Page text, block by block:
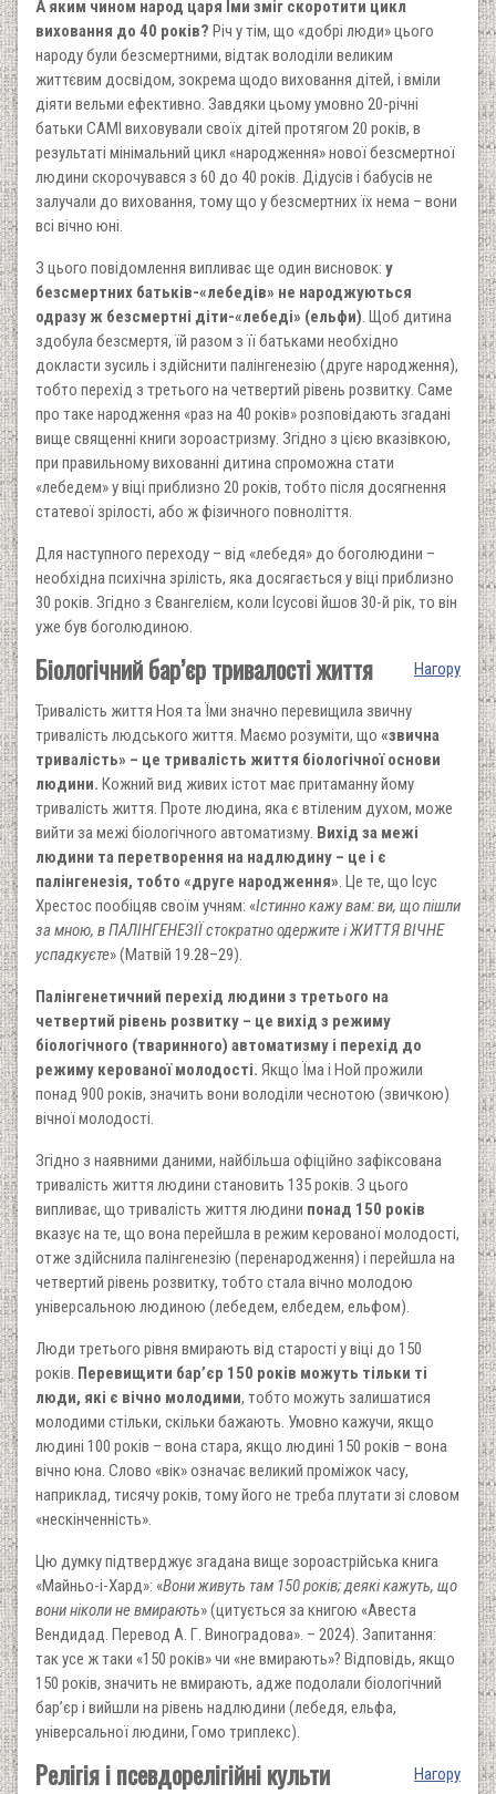
А яким чином народ царя Їми зміг скоротити цикл
виховання до 40 років? Річ у тім, що «добрі люди» цього
народу були безсмертними, відтак володіли великим
життєвим досвідом, зокрема щодо виховання дітей, і вміли
діяти вельми ефективно. Завдяки цьому умовно 20-річні
батьки САМІ виховували своїх дітей протягом 20 років, в
результаті мінімальний цикл «народження» нової безсмертної
людини скорочувався з 60 до 40 років. Дідусів і бабусів не
залучали до виховання, тому що у безсмертних їх нема – вони
всі вічно юні.
З цього повідомлення випливає ще один висновок: у
безсмертних батьків-«лебедів» не народжуються
одразу ж безсмертні діти-«лебеді» (ельфи) . Щоб дитина
здобула безсмертя, їй разом з її батьками необхідно
докласти зусиль і здійснити палінгенезію (друге народження),
тобто перехід з третього на четвертий рівень розвитку. Саме
про таке народження «раз на 40 років» розповідають згадані
вище священні книги зороастризму. Згідно з цією вказівкою,
при правильному вихованні дитина спроможна стати
«лебедем» у віці приблизно 20 років, тобто після досягнення
статевої зрілості, або ж фізичного повноліття.
Для наступного переходу – від «лебедя» до боголюдини –
необхідна психічна зрілість, яка досягається у віці приблизно
30 років. Згідно з Євангелієм, коли Ісусові йшов 30-й рік, то він
уже був боголюдиною.
Нагору
Біологічний бар’єр тривалості життя
Тривалість життя Ноя та Їми значно перевищила звичну
тривалість людського життя. Маємо розуміти, що «звична
тривалість» – це тривалість життя біологічної основи
людини. Кожний вид живих істот має притаманну йому
тривалість життя. Проте людина, яка є втіленим духом, може
вийти за межі біологічного автоматизму. Вихід за межі
людини та перетворення на надлюдину – це і є
палінгенезія, тобто «друге народження» . Це те, що Ісус
Хрестос пообіцяв своїм учням: «Істинно кажу вам: ви, що пішли
за мною, в ПАЛІНГЕНЕЗІЇ стократно одержите і ЖИТТЯ ВІЧНЕ
успадкуєте» (Матвій 19.28–29).
Палінгенетичний перехід людини з третього на
четвертий рівень розвитку – це вихід з режиму
біологічного (тваринного) автоматизму і перехід до
режиму керованої молодості. Якщо Їма і Ной прожили
понад 900 років, значить вони володіли чеснотою (звичкою)
вічної молодості.
Згідно з наявними даними, найбільша офіційно зафіксована
тривалість життя людини становить 135 років. З цього
випливає, що тривалість життя людини понад 150 років
вказує на те, що вона перейшла в режим керованої молодості,
отже здійснила палінгенезію (перенародження) і перейшла на
четвертий рівень розвитку, тобто стала вічно молодою
універсальною людиною (лебедем, елбедем, ельфом).
Люди третього рівня вмирають від старості у віці до 150
років. Перевищити бар’єр 150 років можуть тільки ті
люди, які є вічно молодими, тобто можуть залишатися
молодими стільки, скільки бажають. Умовно кажучи, якщо
людині 100 років – вона стара, якщо людині 150 років – вона
вічно юна. Слово «вік» означає великий проміжок часу,
наприклад, тисячу років, тому його не треба плутати зі словом
«нескінченність».
Цю думку підтверджує згадана вище зороастрійська книга
«Майньо-і-Хард»: «Вони живуть там 150 років; деякі кажуть, що
вони ніколи не вмирають» (цитується за книгою «Авеста
Вендидад. Перевод А. Г. Виноградова». – 2024). Запитання:
так усе ж таки «150 років» чи «не вмирають»? Відповідь, якщо
150 років, значить не вмирають, адже подолали біологічний
бар’єр і вийшли на рівень надлюдини (лебедя, ельфа,
універсальної людини, Гомо триплекс).
Нагору
Релігія і псевдорелігійні культи